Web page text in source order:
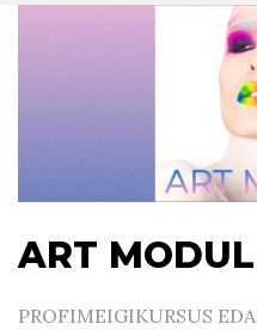
ART
PROFIMEIGIKURSUS